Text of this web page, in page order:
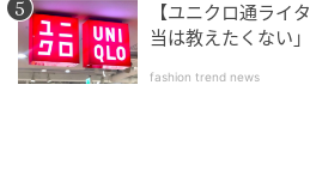
サイドオープンのデザインが
ヤリング。シャツやカシミアベ
ったオフィスワーカー的なア
【ユニクロ通ライ
当は教えたくない
fashion trend news